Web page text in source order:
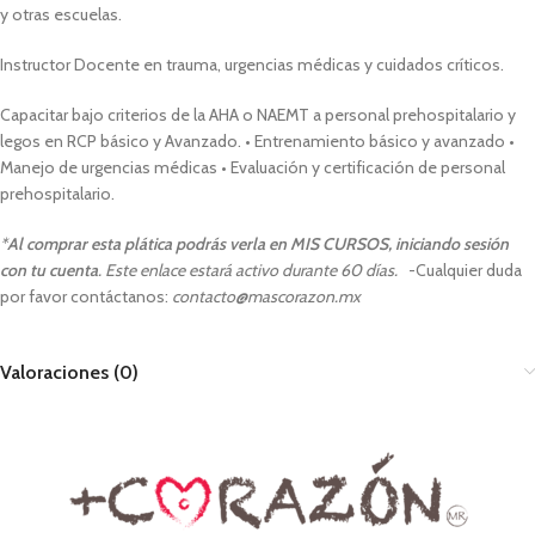
y otras escuelas.
Instructor Docente en trauma, urgencias médicas y cuidados críticos.
Capacitar bajo criterios de la AHA o NAEMT a personal prehospitalario y
legos en RCP básico y Avanzado. • Entrenamiento básico y avanzado •
Manejo de urgencias médicas • Evaluación y certificación de personal
prehospitalario.
*Al comprar esta plática podrás verla en MIS CURSOS, iniciando sesión
con tu cuenta. Este enlace estará activo durante 60 días. -Cualquier duda
por favor contáctanos: contacto@mascorazon.mx
Valoraciones (0)